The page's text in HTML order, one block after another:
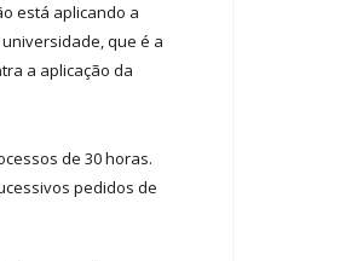
está aplicando a
que é a
a aplicação da
de 30 horas.
pedidos de